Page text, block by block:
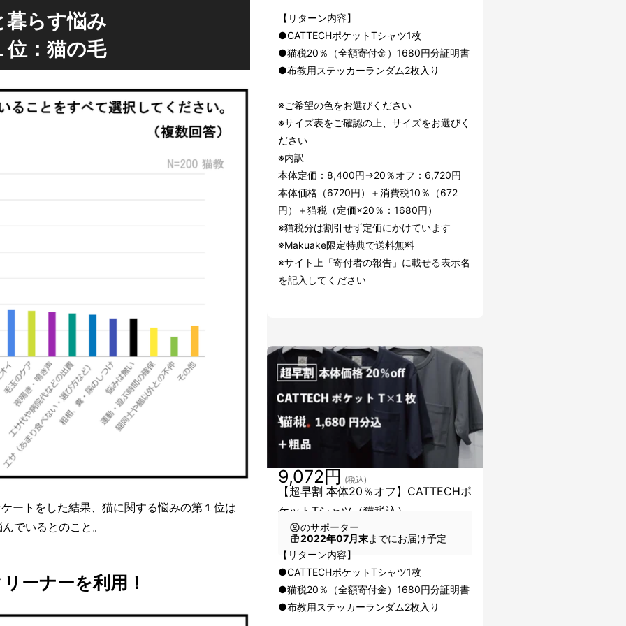
暮らす悩み
位：猫の毛
ートをした結果、猫に関する悩みの第１位は
でいるとのこと。
ーナーを利用！
【リターン内容】
●CATTECHポケットTシャツ1枚
●猫税20％（全額寄付金）1680円分証明書
●布教用ステッカーランダム2枚入り
※ご希望の色をお選びください
※サイズ表をご確認の上、サイズをお選びく
ださい
※内訳
本体定価：8,400円→20％オフ：6,720円
本体価格（6720円）＋消費税10％（672
円）＋猫税（定価×20％：1680円）
※猫税分は割引せず定価にかけています
※Makuake限定特典で送料無料
※サイト上「寄付者の報告」に載せる表示名
を記入してください
【超早割 本体20％オフ】CATTECHポ
ケットTシャツ（猫税込）
9,072円 (税込)
のサポーター
2022年07月末までにお届け予定
【リターン内容】
●CATTECHポケットTシャツ1枚
●猫税20％（全額寄付金）1680円分証明書
●布教用ステッカーランダム2枚入り